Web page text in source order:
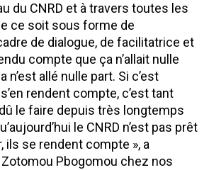
du CNRD et à travers toutes les
ce soit sous forme de
de dialogue, de facilitatrice et
compte que ça n’allait nulle
n’est allé nulle part. Si c’est
rendent compte, c’est tant
le faire depuis très longtemps
le CNRD n’est pas prêt
ils se rendent compte », a
Pbogomou chez nos